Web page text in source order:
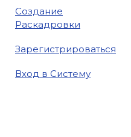
Создание
Раскадровки
Зарегистрироваться
Вход в Систему